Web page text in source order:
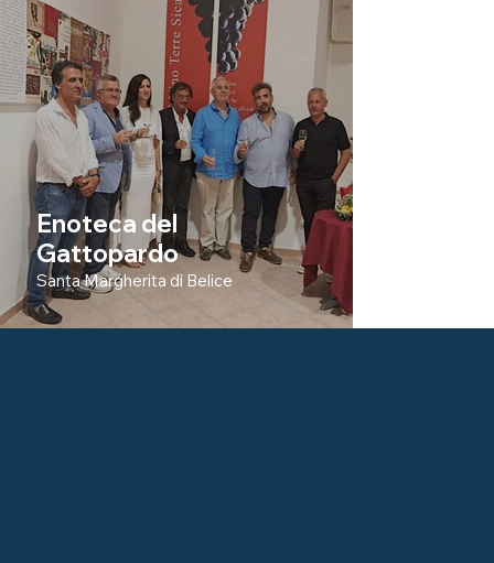
Enoteca del
Gattopardo
Santa Margherita di Belice